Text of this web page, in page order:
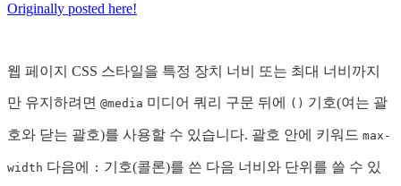
Originally posted here!
웹 페이지 CSS 스타일을 특정 장치 너비 또는 최대 너비까지
만 유지하려면 @media 미디어 쿼리 구문 뒤에 () 기호(여는 괄
호와 닫는 괄호)를 사용할 수 있습니다. 괄호 안에 키워드 max-
width 다음에 : 기호(콜론)를 쓴 다음 너비와 단위를 쓸 수 있